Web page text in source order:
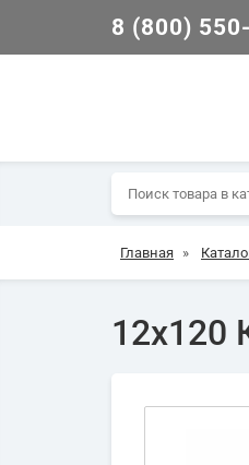
8 (800)
Главная »
12х120